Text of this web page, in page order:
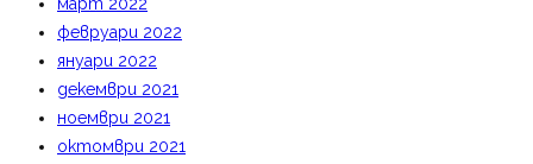
февруари 2022
януари 2022
декември 2021
ноември 2021
октомври 2021